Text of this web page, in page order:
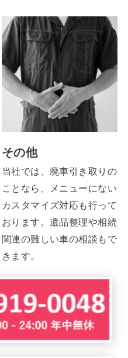
その他
当社では、廃車引き取りの
ことなら、メニューにない
カスタマイズ対応も行って
おります。遺品整理や相続
関連の難しい車の相談もで
きます。